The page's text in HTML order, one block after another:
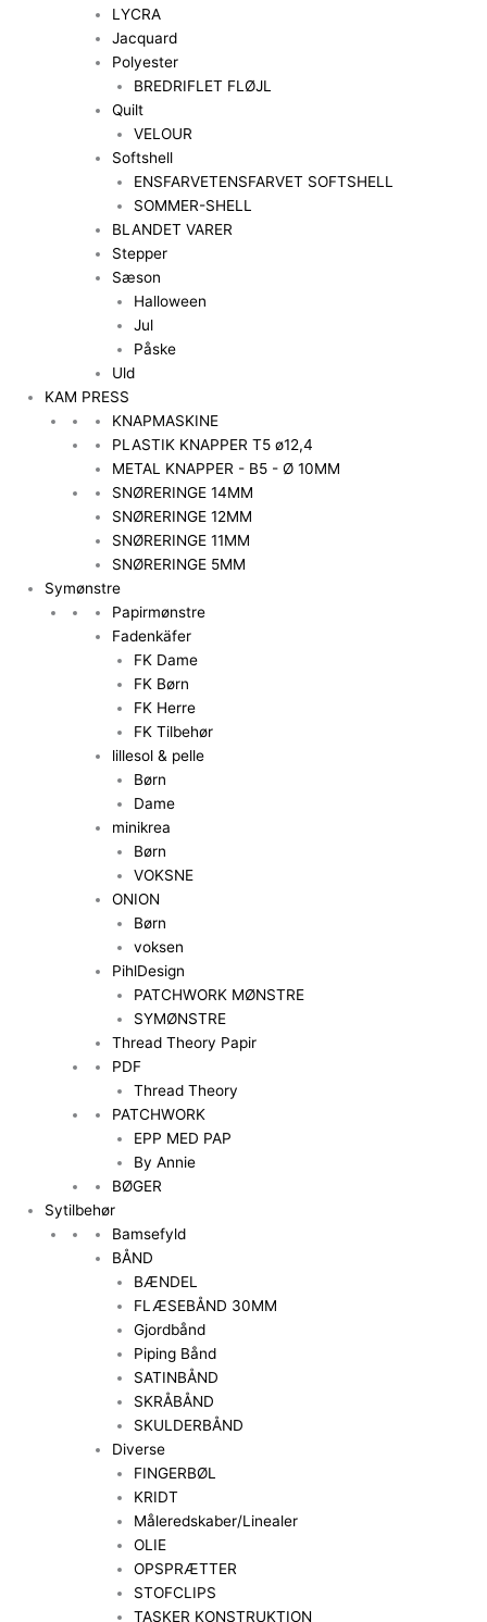
LYCRA
Jacquard
Polyester
BREDRIFLET FLØJL
Quilt
VELOUR
Softshell
ENSFARVETENSFARVET SOFTSHELL
SOMMER-SHELL
BLANDET VARER
Stepper
Sæson
Halloween
Jul
Påske
Uld
KAM PRESS
KNAPMASKINE
PLASTIK KNAPPER T5 ø12,4
METAL KNAPPER - B5 - Ø 10MM
SNØRERINGE 14MM
SNØRERINGE 12MM
SNØRERINGE 11MM
SNØRERINGE 5MM
Symønstre
Papirmønstre
Fadenkäfer
FK Dame
FK Børn
FK Herre
FK Tilbehør
lillesol & pelle
Børn
Dame
minikrea
Børn
VOKSNE
ONION
Børn
voksen
PihlDesign
PATCHWORK MØNSTRE
SYMØNSTRE
Thread Theory Papir
PDF
Thread Theory
PATCHWORK
EPP MED PAP
By Annie
BØGER
Sytilbehør
Bamsefyld
BÅND
BÆNDEL
FLÆSEBÅND 30MM
Gjordbånd
Piping Bånd
SATINBÅND
SKRÅBÅND
SKULDERBÅND
Diverse
FINGERBØL
KRIDT
Måleredskaber/Linealer
OLIE
OPSPRÆTTER
STOFCLIPS
TASKER KONSTRUKTION